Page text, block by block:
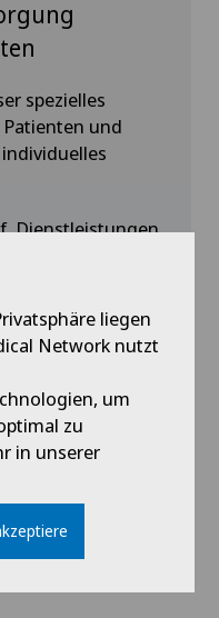
spezielles
und
Dienstleistungen
gerecht zu
| Русский |
liegen
Network nutzt
um
zu
in unserer